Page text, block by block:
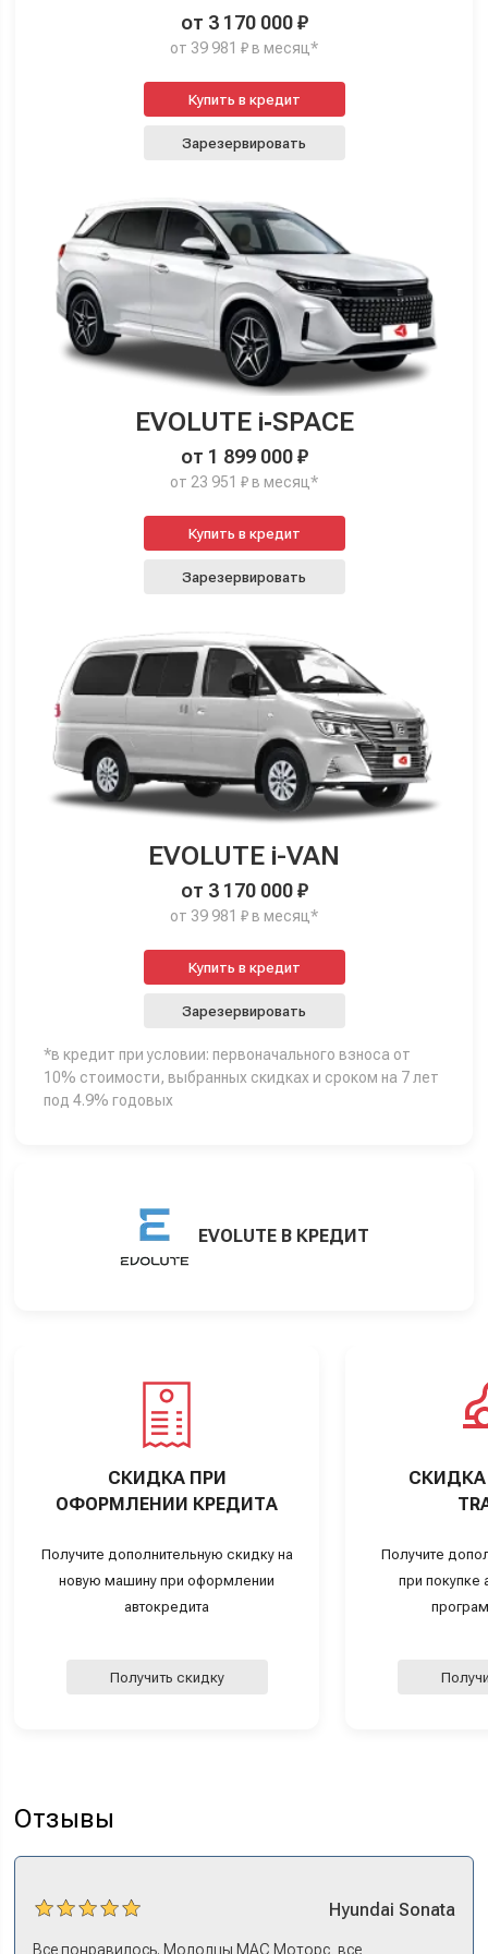
от 3 170 000 ₽
от 39 981 ₽ в месяц*
Купить в кредит
Зарезервировать
EVOLUTE i‑SPACE
от 1 899 000 ₽
от 23 951 ₽ в месяц*
Купить в кредит
Зарезервировать
EVOLUTE i-VAN
от 3 170 000 ₽
от 39 981 ₽ в месяц*
Купить в кредит
Зарезервировать
*в кредит при условии: первоначального взноса от
10% стоимости, выбранных скидках и сроком на 7 лет
под 4.9% годовых
EVOLUTE В КРЕДИТ
СКИДКА ПРИ
ОФОРМЛЕНИИ КРЕДИТА
Получите дополнительную скидку на
новую машину при оформлении
автокредита
Получить скидку
СКИДКА
Получите
при покупке
Отзывы
Hyundai Sonata
Все понравилось. Молодцы МАС Моторс, все